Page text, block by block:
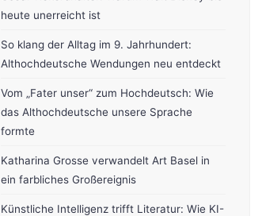
heute unerreicht ist
So klang der Alltag im 9. Jahrhundert:
Althochdeutsche Wendungen neu entdeckt
Vom „Fater unser“ zum Hochdeutsch: Wie
das Althochdeutsche unsere Sprache
formte
Katharina Grosse verwandelt Art Basel in
ein farbliches Großereignis
Künstliche Intelligenz trifft Literatur: Wie KI-